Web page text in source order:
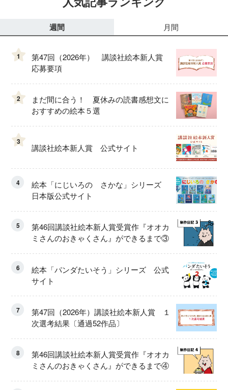
週間 月間
1
第47回（2026年） 講談社絵本新人賞
応募要項
2
まだ間に合う！ 夏休みの読書感想文に
おすすめの絵本５選
3
講談社絵本新人賞 公式サイト
4
絵本「にじいろの さかな」シリーズ
日本版公式サイト
5
第46回講談社絵本新人賞受賞作『オオカ
ミさんのおきゃくさん』ができるまで③
6
絵本「パンダたいそう」シリーズ 公式
サイト
7
第47回（2026年）講談社絵本新人賞 １
次選考結果〔通過52作品〕
8
第46回講談社絵本新人賞受賞作『オオカ
ミさんのおきゃくさん』ができるまで④